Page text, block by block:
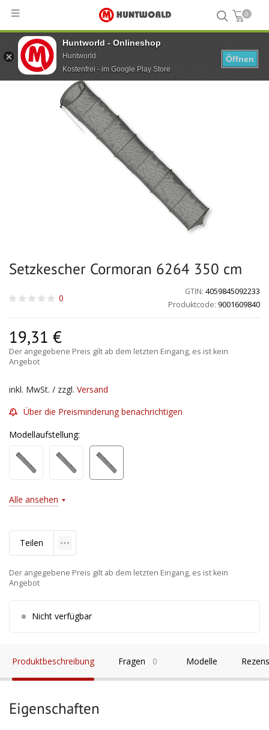
0
Hauptseite ... Setzkescher Cormoran 6264 350 cm
Setzkescher Cormoran 6264 350 cm
GTIN: 4059845092233
Produktcode: 9001609840
0
19,31 €
Der angegebene Preis gilt ab dem letzten Eingang, es ist kein
Angebot
inkl. MwSt. / zzgl. Versand
Über die Preisminderung benachrichtigen
Modellaufstellung:
Alle ansehen
Teilen
Der angegebene Preis gilt ab dem letzten Eingang, es ist kein
Angebot
Nicht verfügbar
Produktbeschreibung Fragen 0 Modelle
Eigenschaften
Huntworld - Onlineshop
Huntworld
Kostenfrei - im Google Play Store
Öffnen